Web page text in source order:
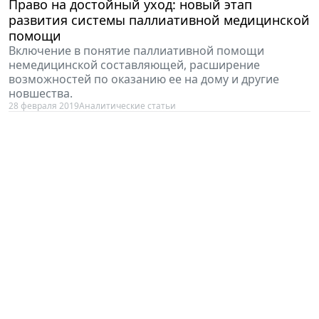
Право на достойный уход: новый этап
развития системы паллиативной медицинской
помощи
Включение в понятие паллиативной помощи
немедицинской составляющей, расширение
возможностей по оказанию ее на дому и другие
новшества.
28 февраля 2019Аналитические статьи